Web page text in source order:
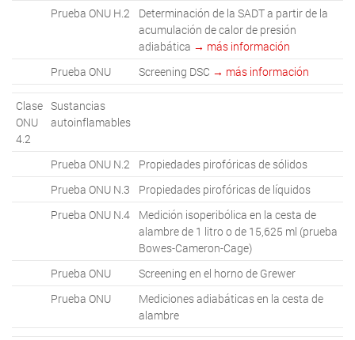
Prueba ONU H.2
Determinación de la SADT a partir de la
acumulación de calor de presión
adiabática → más información
Prueba ONU
Screening DSC → más información
Clase
ONU
4.2
Sustancias
autoinflamables
Prueba ONU N.2
Propiedades pirofóricas de sólidos
Prueba ONU N.3
Propiedades pirofóricas de líquidos
Prueba ONU N.4
Medición isoperibólica en la cesta de
alambre de 1 litro o de 15,625 ml (prueba
Bowes-Cameron-Cage)
Prueba ONU
Screening en el horno de Grewer
Prueba ONU
Mediciones adiabáticas en la cesta de
alambre